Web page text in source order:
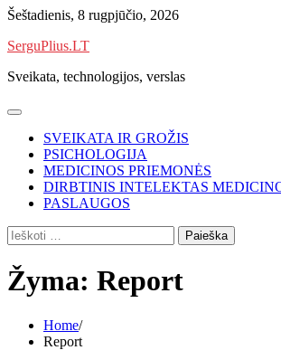
Skip
content
Šeštadienis, 8 rugpjūčio, 2026
SerguPlius.LT
Sveikata, technologijos, verslas
SVEIKATA IR GROŽIS
PSICHOLOGIJA
MEDICINOS PRIEMONĖS
DIRBTINIS INTELEKTAS
PASLAUGOS
Ieškoti:
Žyma: Report
Home
Report